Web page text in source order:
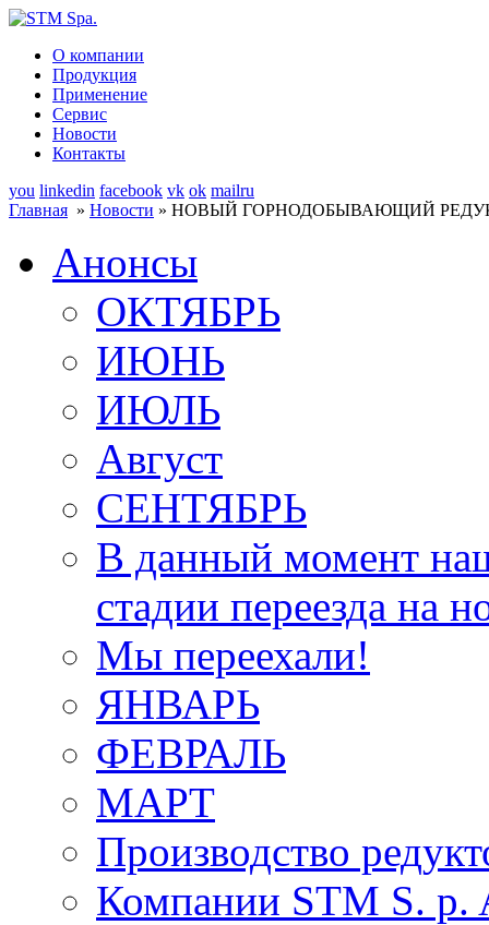
О компании
Продукция
Применение
Сервис
Новости
Контакты
you linkedin facebook vk ok mailru
Главная » Новости » НОВЫЙ ГОРНОДОБЫВАЮЩИЙ
Анонсы
ОКТЯБРЬ
ИЮНЬ
ИЮЛЬ
Август
СЕНТЯБРЬ
В данный момент
стадии переезда на
Мы переехали!
ЯНВАРЬ
ФЕВРАЛЬ
МАРТ
Производство
Компании STM S. p.